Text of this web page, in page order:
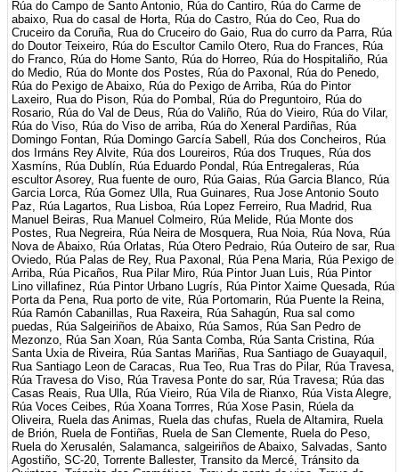
Rúa do Campo de Santo Antonio, Rúa do Cantiro, Rúa do Carme de
abaixo, Rua do casal de Horta, Rúa do Castro, Rúa do Ceo, Rua do
Cruceiro da Coruña, Rua do Cruceiro do Gaio, Rua do curro da Parra, Rúa
do Doutor Teixeiro, Rúa do Escultor Camilo Otero, Rua do Frances, Rúa
do Franco, Rúa do Home Santo, Rúa do Horreo, Rúa do Hospitaliño, Rúa
do Medio, Rúa do Monte dos Postes, Rúa do Paxonal, Rúa do Penedo,
Rúa do Pexigo de Abaixo, Rúa do Pexigo de Arriba, Rúa do Pintor
Laxeiro, Rua do Pison, Rúa do Pombal, Rúa do Preguntoiro, Rúa do
Rosario, Rúa do Val de Deus, Rúa do Valiño, Rúa do Vieiro, Rúa do Vilar,
Rúa do Viso, Rúa do Viso de arriba, Rúa do Xeneral Pardiñas, Rúa
Domingo Fontan, Rúa Domingo García Sabell, Rúa dos Concheiros, Rúa
dos Irmáns Rey Alvite, Rúa dos Loureiros, Rúa dos Truques, Rúa dos
Xasmíns, Rúa Dublín, Rúa Eduardo Pondal, Rúa Entregaleras, Rúa
escultor Asorey, Rua fuente de ouro, Rúa Gaias, Rúa Garcia Blanco, Rúa
Garcia Lorca, Rúa Gomez Ulla, Rua Guinares, Rua Jose Antonio Souto
Paz, Rúa Lagartos, Rua Lisboa, Rúa Lopez Ferreiro, Rua Madrid, Rua
Manuel Beiras, Rua Manuel Colmeiro, Rúa Melide, Rúa Monte dos
Postes, Rua Negreira, Rúa Neira de Mosquera, Rua Noia, Rúa Nova, Rúa
Nova de Abaixo, Rúa Orlatas, Rúa Otero Pedraio, Rúa Outeiro de sar, Rua
Oviedo, Rúa Palas de Rey, Rua Paxonal, Rúa Pena Maria, Rúa Pexigo de
Arriba, Rúa Picaños, Rua Pilar Miro, Rúa Pintor Juan Luis, Rúa Pintor
Lino villafinez, Rúa Pintor Urbano Lugrís, Rúa Pintor Xaime Quesada, Rúa
Porta da Pena, Rua porto de vite, Rúa Portomarin, Rúa Puente la Reina,
Rúa Ramón Cabanillas, Rua Raxeira, Rúa Sahagún, Rua sal como
puedas, Rúa Salgeiriños de Abaixo, Rúa Samos, Rúa San Pedro de
Mezonzo, Rúa San Xoan, Rúa Santa Comba, Rúa Santa Cristina, Rúa
Santa Uxia de Riveira, Rúa Santas Mariñas, Rua Santiago de Guayaquil,
Rua Santiago Leon de Caracas, Rua Teo, Rua Tras do Pilar, Rúa Travesa,
Rúa Travesa do Viso, Rúa Travesa Ponte do sar, Rúa Travesa; Rúa das
Casas Reais, Rua Ulla, Rúa Vieiro, Rúa Vila de Rianxo, Rúa Vista Alegre,
Rúa Voces Ceibes, Rúa Xoana Torrres, Rúa Xose Pasin, Rúela da
Oliveira, Ruela das Animas, Ruela das chufas, Ruela de Altamira, Ruela
de Brión, Ruela de Fontiñas, Ruela de San Clemente, Ruela do Peso,
Ruela do Xerusalén, Salamanca, salgeiriños de Abaixo, Salvadas, Santo
Agostiño, SC-20, Torrente Ballester, Transito da Mercé, Tránsito da